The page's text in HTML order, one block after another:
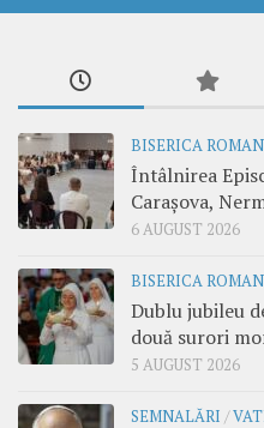
BISERICA
Întâlnirea
Carașova,
6 AUGUST 2026
BISERICA
Dublu jubileu
două surori
5 AUGUST 2026
SEMNALĂRI /